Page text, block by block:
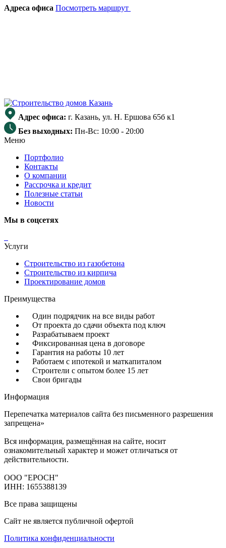
Адреса офиса Посмотреть маршрут
Адрес офиса: г. Казань, ул. Н. Ершова 65б к1
Без выходных: Пн-Вс: 10:00 - 20:00
Меню
Портфолио
Контакты
О компании
Рассрочка и кредит
Полезные статьи
Новости
Мы в соцсетях
Услуги
Строительство из газобетона
Строительство из кирпича
Проектирование домов
Преимущества
Один подрядчик на все виды работ
От проекта до сдачи объекта под ключ
Разрабатываем проект
Фиксированная цена в договоре
Гарантия на работы 10 лет
Работаем с ипотекой и маткапиталом
Строители с опытом более 15 лет
Свои бригады
Информация
Перепечатка материалов сайта без письменного разрешения
запрещена»
Вся информация, размещённая на сайте, носит
ознакомительный характер и может отличаться от
действительности.
ООО "ЕРОСН"
ИНН: 1655388139
Все права защищены
Сайт не является публичной офертой
Политика конфиденциальности